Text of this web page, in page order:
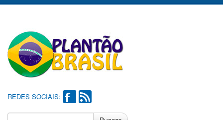
REDES SOCIAIS: